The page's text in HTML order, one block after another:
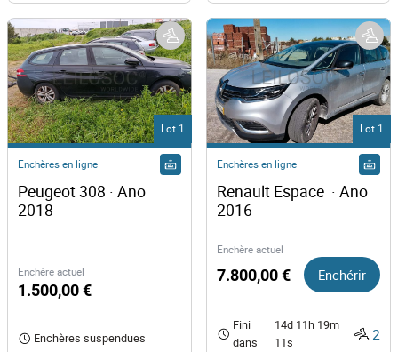
Lot 1
Enchères en ligne
Peugeot 308 · Ano
2018
Enchère actuel
1.500,00 €
Enchères suspendues
Lot 1
Enchères en ligne
Renault Espace  · Ano
2016
Enchère actuel
7.800,00 € Enchérir
Fini
dans
14d 11h 19m
11s
2